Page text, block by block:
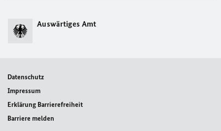
Auswärtiges Amt
Datenschutz
Impressum
Erklärung Barrierefreiheit
Barriere melden